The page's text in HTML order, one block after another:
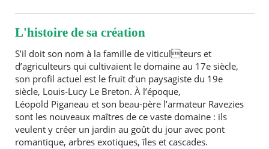
L'histoire de sa création
S’il doit son nom à la famille de viticulteurs et
d’agriculteurs qui cultivaient le domaine au 17e siècle,
son profil actuel est le fruit d’un paysagiste du 19e
siècle, Louis-Lucy Le Breton. À l’époque,
Léopold Piganeau et son beau-père l’armateur Ravezies
sont les nouveaux maîtres de ce vaste domaine : ils
veulent y créer un jardin au goût du jour avec pont
romantique, arbres exotiques, îles et cascades.